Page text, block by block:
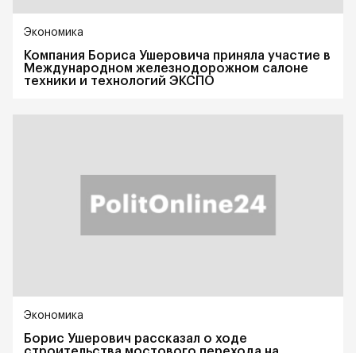
Экономика
Компания Бориса Ушеровича приняла участие в
Международном железнодорожном салоне
техники и технологий ЭКСПО
Экономика
Борис Ушерович рассказал о ходе